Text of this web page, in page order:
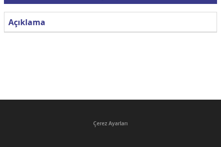
Açıklama
Çerez Ayarları